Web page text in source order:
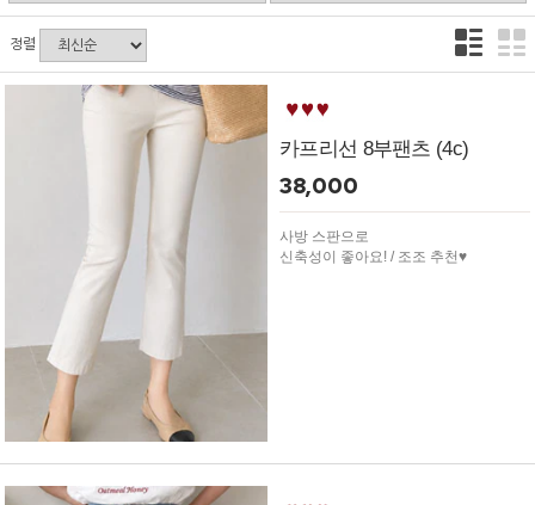
정렬
카프리선 8부팬츠 (4c)
38,000
사방 스판으로
신축성이 좋아요! / 조조 추천♥